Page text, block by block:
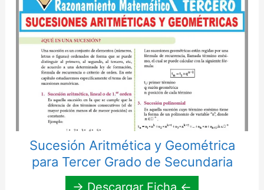
Sucesión Aritmética y Geométrica
para Tercer Grado de Secundaria